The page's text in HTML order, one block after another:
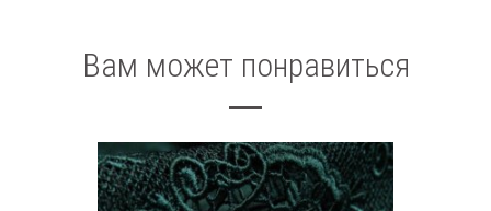
Вам может понравиться